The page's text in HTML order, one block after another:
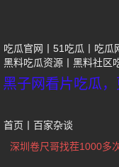
吃瓜官网 51吃瓜 吃瓜
黑料吃瓜资源
黑料社区
黑子网看片吃瓜
首页 百家杂谈
深圳卷尺哥找茬1000多